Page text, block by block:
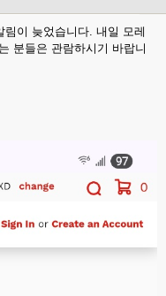
이 늦었습니다. 내일 모레
분들은 관람하시기 바랍니